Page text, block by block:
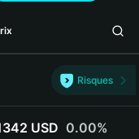
Risques
USD 0.00%